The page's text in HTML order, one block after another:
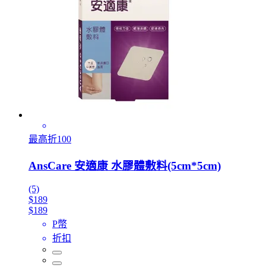
最高折100
AnsCare 安適康 水膠體敷料(5cm*5cm)
(5)
$189
$189
P幣
折扣